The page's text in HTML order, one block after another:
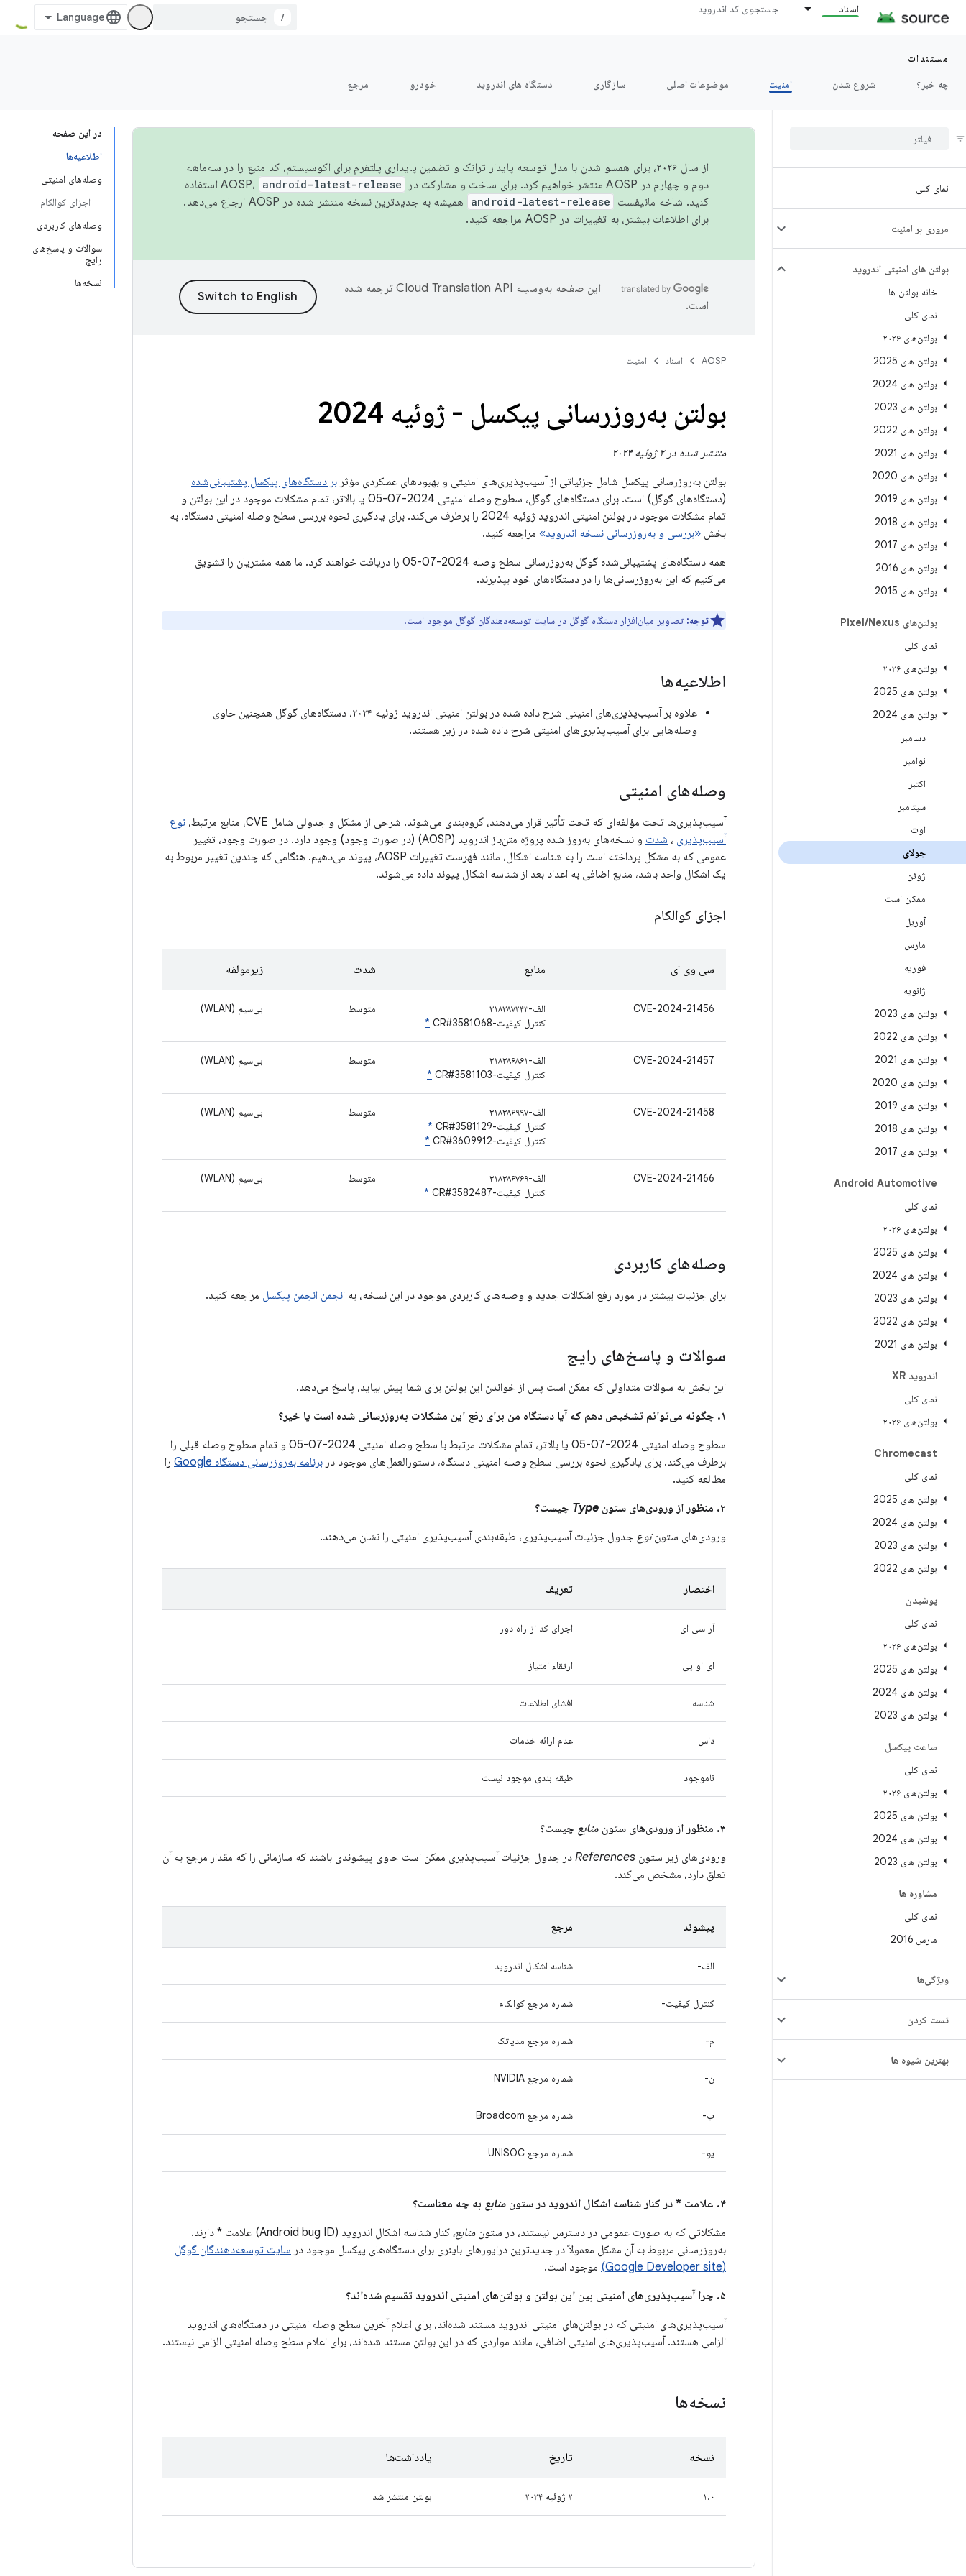
اسناد جستجوی کد اندروید
/
مستندات
چه خبر؟
شروع شدن امنیت موضوعات اصلی سازگاری دستگاه های اندروید خودرو مرجع
نمای کلی
مروری بر امنیت
بولتن های امنیتی اندروید
خانه بولتن ها
نمای کلی
بولتن‌های ۲۰۲۶
بولتن های 2025
بولتن های 2024
بولتن های 2023
بولتن های 2022
بولتن های 2021
بولتن های 2020
بولتن های 2019
بولتن های 2018
بولتن های 2017
بولتن های 2016
بولتن های 2015
بولتن‌های Pixel /Nexus
نمای کلی
بولتن‌های ۲۰۲۶
بولتن های 2025
بولتن های 2024
دسامبر
نوامبر
اکتبر
سپتامبر
اوت
جولای
ژوئن
ممکن است
آوریل
مارس
فوریه
ژانویه
بولتن های 2023
بولتن های 2022
بولتن های 2021
بولتن های 2020
بولتن های 2019
بولتن های 2018
بولتن های 2017
Android Automotive
نمای کلی
بولتن‌های ۲۰۲۶
بولتن های 2025
بولتن های 2024
بولتن های 2023
بولتن های 2022
بولتن های 2021
اندروید XR
نمای کلی
بولتن‌های ۲۰۲۶
Chromecast
نمای کلی
بولتن های 2025
بولتن های 2024
بولتن های 2023
بولتن های 2022
پوشیدن
نمای کلی
بولتن‌های ۲۰۲۶
بولتن های 2025
بولتن های 2024
بولتن های 2023
ساعت پیکسل
نمای کلی
بولتن‌های ۲۰۲۶
بولتن های 2025
بولتن های 2024
بولتن های 2023
مشاوره ها
نمای کلی
مارس 2016
ویژگی‌ها
تست کردن
بهترین شیوه ها
در این صفحه
اطلاعیه‌ها
وصله‌های امنیتی
اجزای کوالکام
وصله‌های کاربردی
سوالات و پاسخ‌های
رایج
نسخه‌ها
از سال ۲۰۲۶، برای همسو شدن با مدل توسعه پایدار ترانک و تضمین پایداری پلتفرم برای اکوسیستم، کد منبع را در سه‌ماهه
دوم و چهارم در AOSP منتشر خواهیم کرد. برای ساخت و مشارکت در AOSP،
android-latest-release
استفاده
کنید. شاخه مانیفست
android-latest-release
همیشه به جدیدترین نسخه منتشر شده در AOSP ارجاع می‌دهد.
برای اطلاعات بیشتر، به تغییرات در AOSP مراجعه کنید.
این صفحه به‌وسیله
ترجمه شده
است.
AOSP اسناد امنیت
بولتن به‌روزرسانی پیکسل - ژوئیه 2024
منتشر شده در ۲ ژوئیه ۲۰۲۴
بولتن به‌روزرسانی پیکسل شامل جزئیاتی از آسیب‌پذیری‌های امنیتی و بهبودهای عملکردی مؤثر بر دستگاه‌های پیکسل پشتیبانی‌شده
(دستگاه‌های گوگل) است. برای دستگاه‌های گوگل، سطوح وصله امنیتی 2024-07-05 یا بالاتر، تمام مشکلات موجود در این بولتن و
تمام مشکلات موجود در بولتن امنیتی اندروید ژوئیه 2024 را برطرف می‌کند. برای یادگیری نحوه بررسی سطح وصله امنیتی دستگاه، به
بخش «بررسی و به‌روزرسانی نسخه اندروید» مراجعه کنید.
همه دستگاه‌های پشتیبانی‌شده گوگل به‌روزرسانی سطح وصله 2024-07-05 را دریافت خواهند کرد. ما همه مشتریان را تشویق
می‌کنیم که این به‌روزرسانی‌ها را در دستگاه‌های خود بپذیرند.
توجه: تصاویر میان‌افزار دستگاه گوگل در سایت توسعه‌دهندگان گوگل موجود است.
اطلاعیه‌ها
علاوه بر آسیب‌پذیری‌های امنیتی شرح داده شده در بولتن امنیتی اندروید ژوئیه ۲۰۲۴، دستگاه‌های گوگل همچنین حاوی
وصله‌هایی برای آسیب‌پذیری‌های امنیتی شرح داده شده در زیر هستند.
وصله‌های امنیتی
آسیب‌پذیری‌ها تحت مؤلفه‌ای که تحت تأثیر قرار می‌دهند، گروه‌بندی می‌شوند. شرحی از مشکل و جدولی شامل CVE، منابع مرتبط،
نوع
آسیب‌پذیری ، شدت
و نسخه‌های به‌روز شده پروژه متن‌باز اندروید (AOSP) (در صورت وجود) وجود دارد. در صورت وجود، تغییر
عمومی که به مشکل پرداخته است را به شناسه اشکال، مانند فهرست تغییرات AOSP، پیوند می‌دهیم. هنگامی که چندین تغییر مربوط به
یک اشکال واحد باشد، منابع اضافی به اعداد بعد از شناسه اشکال پیوند داده می‌شوند.
اجزای کوالکام
سی وی ای منابع شدت زیرمولفه
CVE-2024-21456
الف-۳۱۸۳۸۷۲۴۳
کنترل کیفیت-CR#3581068
*
متوسط بی‌سیم (WLAN)
CVE-2024-21457
الف-۳۱۸۳۸۶۸۶۱
کنترل کیفیت-CR#3581103
*
متوسط بی‌سیم (WLAN)
CVE-2024-21458
الف-۳۱۸۳۸۶۹۹۷
کنترل کیفیت-CR#3581129
*
کنترل کیفیت-CR#3609912
*
متوسط بی‌سیم (WLAN)
CVE-2024-21466
الف-۳۱۸۳۸۶۷۶۹
کنترل کیفیت-CR#3582487
*
متوسط بی‌سیم (WLAN)
وصله‌های کاربردی
برای جزئیات بیشتر در مورد رفع اشکالات جدید و وصله‌های کاربردی موجود در این نسخه، به انجمن انجمن پیکسل مراجعه کنید.
سوالات و پاسخ‌های رایج
این بخش به سوالات متداولی که ممکن است پس از خواندن این بولتن برای شما پیش بیاید، پاسخ می‌دهد.
۱. چگونه می‌توانم تشخیص دهم که آیا دستگاه من برای رفع این مشکلات به‌روزرسانی شده است یا خیر؟
سطوح وصله امنیتی 2024-07-05 یا بالاتر، تمام مشکلات مرتبط با سطح وصله امنیتی 2024-07-05 و تمام سطوح وصله قبلی را
برطرف می‌کند. برای یادگیری نحوه بررسی سطح وصله امنیتی دستگاه، دستورالعمل‌های موجود در برنامه به‌روزرسانی دستگاه Google
را
مطالعه کنید.
۲. منظور از ورودی‌های ستون
Type چیست؟
ورودی‌های ستوننوع جدول جزئیات آسیب‌پذیری، طبقه‌بندی آسیب‌پذیری امنیتی را نشان می‌دهند.
اختصار تعریف
آر سی ای اجرای کد از راه دور
ای او پی ارتقاء امتیاز
شناسه افشای اطلاعات
داس عدم ارائه خدمات
ناموجود طبقه بندی موجود نیست
۳. منظور از ورودی‌های ستون منابع چیست؟
ورودی‌های زیر ستون References در جدول جزئیات آسیب‌پذیری ممکن است حاوی پیشوندی باشند که سازمانی را که مقدار مرجع به آن
تعلق دارد، مشخص می‌کند.
پیشوند مرجع
الف- شناسه اشکال اندروید
کنترل کیفیت- شماره مرجع کوالکام
م- شماره مرجع مدیاتک
ن- شماره مرجع NVIDIA
ب- شماره مرجع Broadcom
یو- شماره مرجع UNISOC
۴. علامت * در کنار شناسه اشکال اندروید در ستون منابع به چه معناست؟
مشکلاتی که به صورت عمومی در دسترس نیستند، در ستون منابع،
کنار شناسه اشکال اندروید (Android bug ID) علامت * دارند.
به‌روزرسانی مربوط به آن مشکل معمولاً در جدیدترین درایورهای باینری برای دستگاه‌های پیکسل موجود در سایت توسعه‌دهندگان گوگل
(Google Developer site)
موجود است.
۵. چرا آسیب‌پذیری‌های امنیتی بین این بولتن و بولتن‌های امنیتی اندروید تقسیم شده‌اند؟
آسیب‌پذیری‌های امنیتی که در بولتن‌های امنیتی اندروید مستند شده‌اند، برای اعلام آخرین سطح وصله امنیتی در دستگاه‌های اندروید
الزامی هستند. آسیب‌پذیری‌های امنیتی اضافی، مانند مواردی که در این بولتن مستند شده‌اند، برای اعلام سطح وصله امنیتی الزامی نیستند.
نسخه‌ها
نسخه تاریخ یادداشت‌ها
۱.۰ ۲ ژوئیه ۲۰۲۴ بولتن منتشر شد